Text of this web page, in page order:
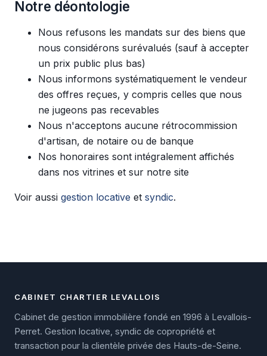
Notre déontologie
Nous refusons les mandats sur des biens que
nous considérons surévalués (sauf à accepter
un prix public plus bas)
Nous informons systématiquement le vendeur
des offres reçues, y compris celles que nous
ne jugeons pas recevables
Nous n'acceptons aucune rétrocommission
d'artisan, de notaire ou de banque
Nos honoraires sont intégralement affichés
dans nos vitrines et sur notre site
Voir aussi gestion locative et syndic.
CABINET CHARTIER LEVALLOIS
Cabinet de gestion immobilière fondé en 1996 à Levallois-
Perret. Gestion locative, syndic de copropriété et
transaction pour la clientèle privée des Hauts-de-Seine.